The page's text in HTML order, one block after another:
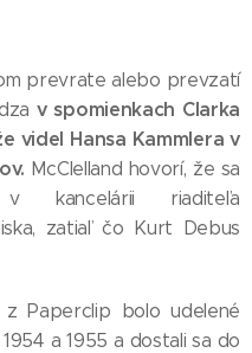
prevrate alebo prevzatí
v spomienkach Clarka
videl Hansa Kammlera v
McClelland hovorí, že sa
kancelárii riaditeľa
zatiaľ čo Kurt Debus
z Paperclip bolo udelené
a 1955 a dostali sa do